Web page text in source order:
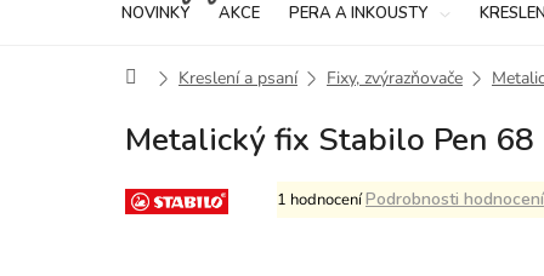
NOVINKY AKCE PERA A INKOUSTY
DomůKreslení a psaní Fixy, zvýrazňovače
Metalický fix Stabilo Pen 68
Průměrné
hodnocení
1 hodnoceníPodrobnosti hodnocení